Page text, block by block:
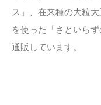
ス」、在来種の大粒大
を使った「さといら
通販しています。